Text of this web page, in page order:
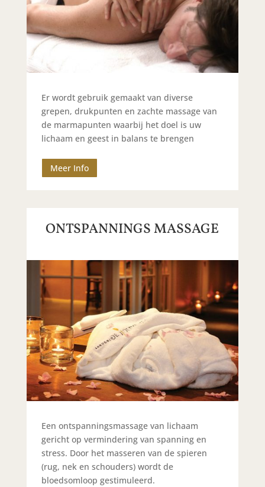
Er wordt gebruik gemaakt van diverse
grepen, drukpunten en zachte massage van
de marmapunten waarbij het doel is uw
lichaam en geest in balans te brengen
Meer Info
ONTSPANNINGS MASSAGE
Een ontspanningsmassage van lichaam
gericht op vermindering van spanning en
stress. Door het masseren van de spieren
(rug, nek en schouders) wordt de
bloedsomloop gestimuleerd.